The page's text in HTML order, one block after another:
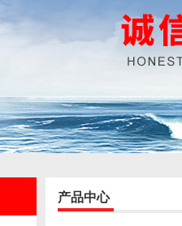
产品中心